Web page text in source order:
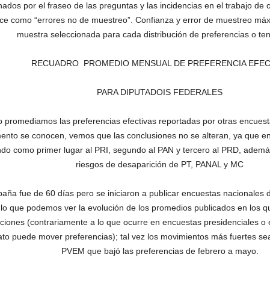
por el fraseo de las preguntas y las incidencias en el trabajo de
como “errores no de muestreo”. Confianza y error de muestreo
muestra seleccionada para cada distribución de preferencias o
RECUADRO PROMEDIO MENSUAL DE PREFERENCIA
PARA DIPUTADOIS FEDERALES
promediamos las preferencias efectivas reportadas por otras
se conocen, vemos que las conclusiones no se alteran, ya que
como primer lugar al PRI, segundo al PAN y tercero al PRD,
riesgos de desaparición de PT, PANAL y MC
fue de 60 días pero se iniciaron a publicar encuestas nacionales
que podemos ver la evolución de los promedios publicados en los
(contrariamente a lo que ocurre en encuestas presidenciales o
puede mover preferencias); tal vez los movimientos más fuertes
PVEM que bajó las preferencias de febrero a mayo.